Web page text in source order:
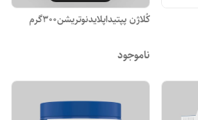
کُلاژن پپتیداپلایدنوتریشن300گرم
ناموجود